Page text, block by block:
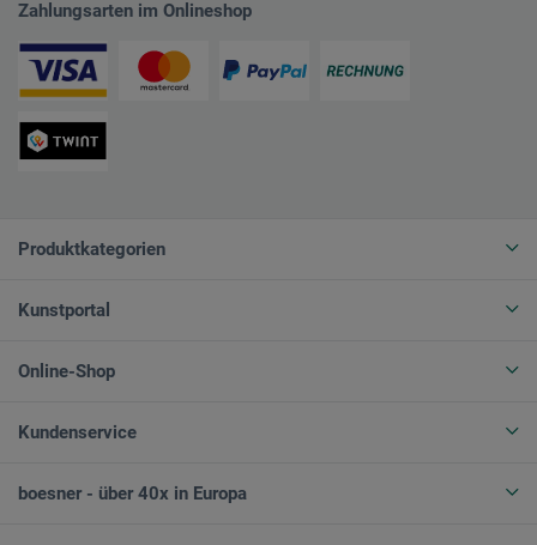
Zahlungsarten im Onlineshop
Produktkategorien
Kunstportal
Online-Shop
Kundenservice
boesner - über 40x in Europa